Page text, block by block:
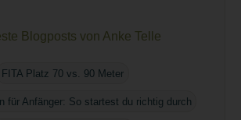
Blogposts von Anke Telle
FITA Platz 70 vs. 90 Meter
für Anfänger: So startest du richtig durch